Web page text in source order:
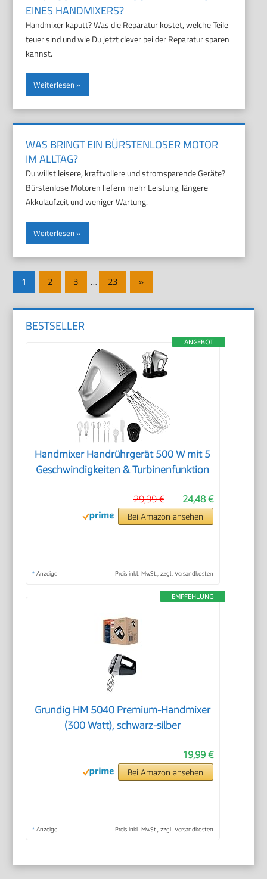
EINES HANDMIXERS?
Handmixer kaputt? Was die Reparatur kostet, welche Teile
teuer sind und wie Du jetzt clever bei der Reparatur sparen
kannst.
Weiterlesen
WAS BRINGT EIN BÜRSTENLOSER MOTOR
IM ALLTAG?
Du willst leisere, kraftvollere und stromsparende Geräte?
Bürstenlose Motoren liefern mehr Leistung, längere
Akkulaufzeit und weniger Wartung.
Weiterlesen
Seitennummerierung
der
Beiträge
1 2 3 … 23
Nächste
Beiträge
»
BESTSELLER
ANGEBOT
Handmixer Handrührgerät 500 W mit 5
Geschwindigkeiten & Turbinenfunktion
24,48 €
29,99 €
Bei Amazon ansehen
* Anzeige Preis inkl. MwSt., zzgl. Versandkosten
EMPFEHLUNG
Grundig HM 5040 Premium-Handmixer
(300 Watt), schwarz-silber
19,99 €
Bei Amazon ansehen
* Anzeige Preis inkl. MwSt., zzgl. Versandkosten